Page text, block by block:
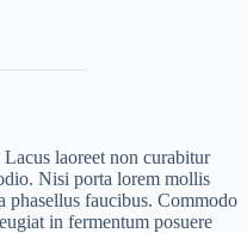
laoreet non curabitur
Nisi porta lorem mollis
phasellus faucibus. Commodo
in fermentum posuere